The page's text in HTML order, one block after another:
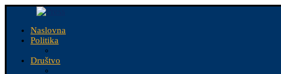
Naslovna
Politika
Društvo